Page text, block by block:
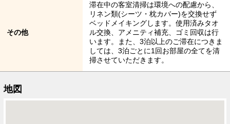
その他
滞在中の客室清掃は環境への配慮から、
リネン類(シーツ・枕カバー)を交換せず
ベッドメイキングします。使用済みタオ
ル交換、アメニティ補充、ゴミ回収は行
います。また、3泊以上のご滞在につきま
しては、3泊ごとに1回お部屋の全てを清
掃させていただきます。
地図